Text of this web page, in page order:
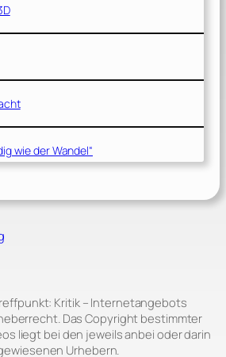
wie der Wandel“
Kritik – Internetangebots
Das Copyright bestimmter
liegt bei den jeweils anbei oder darin
Urhebern.